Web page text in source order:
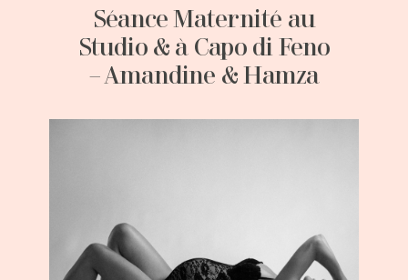
Séance Maternité au
Studio & à Capo di Feno
– Amandine & Hamza